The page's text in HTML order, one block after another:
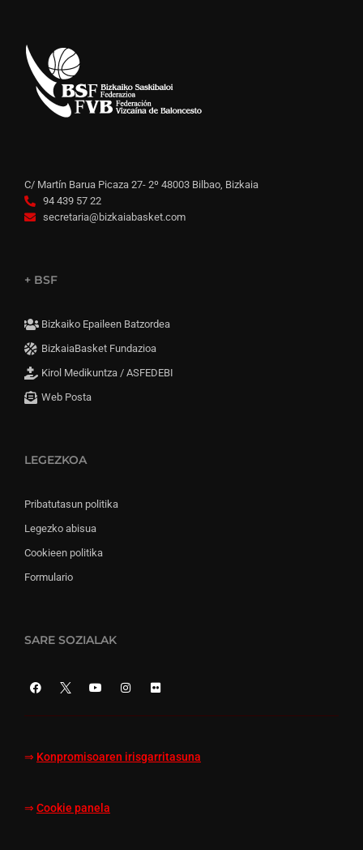
C/ Martín Barua Picaza 27- 2º 48003 Bilbao, Bizkaia
94 439 57 22
secretaria@bizkaiabasket.com
+ BSF
Bizkaiko Epaileen Batzordea
BizkaiaBasket Fundazioa
Kirol Medikuntza / ASFEDEBI
Web Posta
LEGEZKOA
Pribatutasun politika
Legezko abisua
Cookieen politika
Formulario
SARE SOZIALAK
⇒ Konpromisoaren irisgarritasuna
⇒ Cookie panela